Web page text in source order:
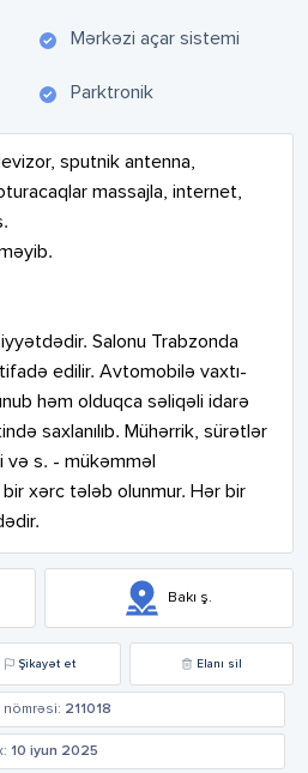
Mərkəzi açar sistemi
Parktronik
sputnik antenna,
massajla, internet,
Salonu Trabzonda
edilir. Avtomobilə vaxtı-
həm olduqca səliqəli idarə
saxlanılıb. Mühərrik, sürətlər
s. - mükəmməl
xərc tələb olunmur. Hər bir
Bakı ş.
Şikayət et Elanı sil
nömrəsi: 211018
10 iyun 2025